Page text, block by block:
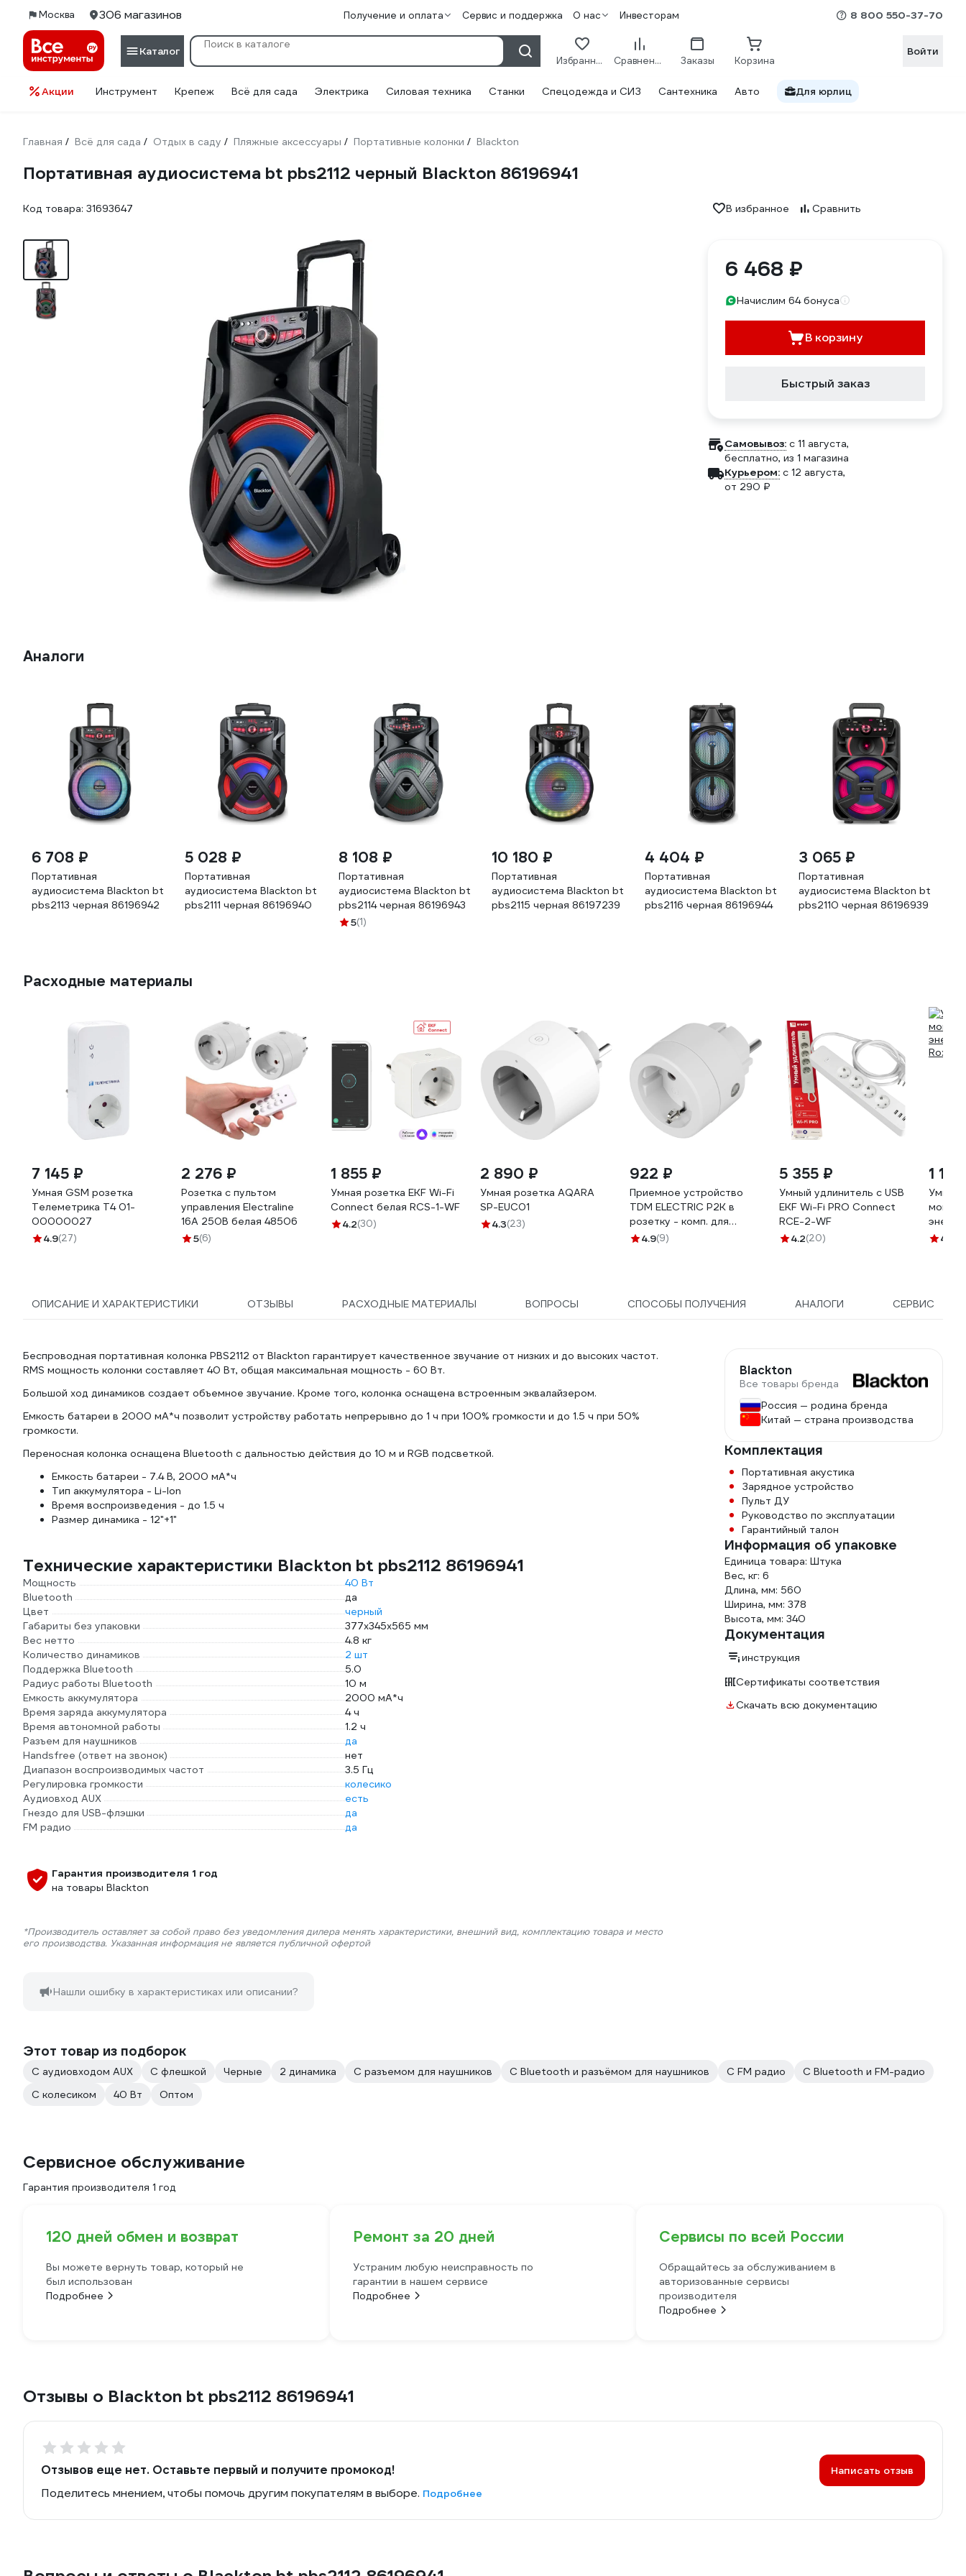
Москва 306 магазинов Получение и оплата Сервис и поддержка О нас Инвесторам 8 800 550-37-70
Каталог
Избранное Сравнение Заказы Корзина
Войти
Акции Инструмент Крепеж Всё для сада Электрика Силовая техника Станки Спецодежда и СИЗ Сантехника Авто Для юрлиц
Главная / Всё для сада / Отдых в саду / Пляжные аксессуары / Портативные колонки / Blackton
Портативная аудиосистема bt pbs2112 черный Blackton 86196941
Код товара: 31693647 В избранное Сравнить
6 468 ₽
Начислим 64 бонуса
В корзину
Быстрый заказ
Самовывоз: c 11 августа,
бесплатно, из 1 магазина
Курьером: c 12 августа,
от 290 ₽
Аналоги
6 708 ₽
Портативная
аудиосистема Blackton bt
pbs2113 черная 86196942
5 028 ₽
Портативная
аудиосистема Blackton bt
pbs2111 черная 86196940
8 108 ₽
Портативная
аудиосистема Blackton bt
pbs2114 черная 86196943
5(1)
10 180 ₽
Портативная
аудиосистема Blackton bt
pbs2115 черная 86197239
4 404 ₽
Портативная
аудиосистема Blackton bt
pbs2116 черная 86196944
3 065 ₽
Портативная
аудиосистема Blackton bt
pbs2110 черная 86196939
Расходные материалы
7 145 ₽
Умная GSM розетка
Телеметрика Т4 01-
00000027
4.9(27)
2 276 ₽
Розетка с пультом
управления Electraline
16А 250В белая 48506
5(6)
1 855 ₽
Умная розетка EKF Wi-Fi
Connect белая RCS-1-WF
4.2(30)
2 890 ₽
Умная розетка AQARA
SP-EUC01
4.3(23)
922 ₽
Приемное устройство
TDM ELECTRIC Р2К в
розетку - комп. для
беспроводного
4.9(9)
5 355 ₽
Умный удлинитель c USB
EKF Wi-Fi PRO Connect
RCE-2-WF
4.2(20)
1
Умная
4.9
ОПИСАНИЕ И ХАРАКТЕРИСТИКИ ОТЗЫВЫ РАСХОДНЫЕ МАТЕРИАЛЫ ВОПРОСЫ СПОСОБЫ ПОЛУЧЕНИЯ АНАЛОГИ СЕРВИС
Беспроводная портативная колонка PBS2112 от Blackton гарантирует качественное звучание от низких и до высоких частот.
RMS мощность колонки составляет 40 Вт, общая максимальная мощность - 60 Вт.
Большой ход динамиков создает объемное звучание. Кроме того, колонка оснащена встроенным эквалайзером.
Емкость батареи в 2000 мА*ч позволит устройству работать непрерывно до 1 ч при 100% громкости и до 1.5 ч при 50%
громкости.
Переносная колонка оснащена Bluetooth с дальностью действия до 10 м и RGB подсветкой.
Емкость батареи - 7.4 В, 2000 мА*ч
Тип аккумулятора - Li-Ion
Время воспроизведения - до 1.5 ч
Размер динамика - 12"+1"
Технические характеристики Blackton bt pbs2112 86196941
Мощность
40 Вт
Bluetooth
да
Цвет
черный
Габариты без упаковки
377х345х565 мм
Вес нетто
4.8 кг
Количество динамиков
2 шт
Поддержка Bluetooth
5.0
Радиус работы Bluetooth
10 м
Емкость аккумулятора
2000 мА*ч
Время заряда аккумулятора
4 ч
Время автономной работы
1.2 ч
Разъем для наушников
да
Handsfree (ответ на звонок)
нет
Диапазон воспроизводимых частот
3.5 Гц
Регулировка громкости
колесико
Аудиовход AUX
есть
Гнездо для USB-флэшки
да
FM радио
да
Гарантия производителя 1 год
на товары Blackton
*Производитель оставляет за собой право без уведомления дилера менять характеристики, внешний вид, комплектацию товара и место
его производства. Указанная информация не является публичной офертой
Нашли ошибку в характеристиках или описании?
Blackton
Все товары бренда
Россия — родина бренда
Китай — страна производства
Комплектация
Портативная акустика
Зарядное устройство
Пульт ДУ
Руководство по эксплуатации
Гарантийный талон
Информация об упаковке
Единица товара: Штука
Вес, кг: 6
Длина, мм: 560
Ширина, мм: 378
Высота, мм: 340
Документация
инструкция
Сертификаты соответствия
Скачать всю документацию
Этот товар из подборок
С аудиовходом AUX С флешкой Черные 2 динамика С разъемом для наушников С Bluetooth и разъёмом для наушников С FM радио
С Bluetooth и FM-радио
С колесиком
40 Вт Оптом
Сервисное обслуживание
Гарантия производителя 1 год
120 дней обмен и возврат
Вы можете вернуть товар, который не
был использован
Подробнее
Ремонт за 20 дней
Устраним любую неисправность по
гарантии в нашем сервисе
Подробнее
Сервисы по всей России
Обращайтесь за обслуживанием в
авторизованные сервисы
производителя
Подробнее
Отзывы о Blackton bt pbs2112 86196941
Отзывов еще нет. Оставьте первый и получите промокод!
Поделитесь мнением, чтобы помочь другим покупателям в выборе. Подробнее
Написать отзыв